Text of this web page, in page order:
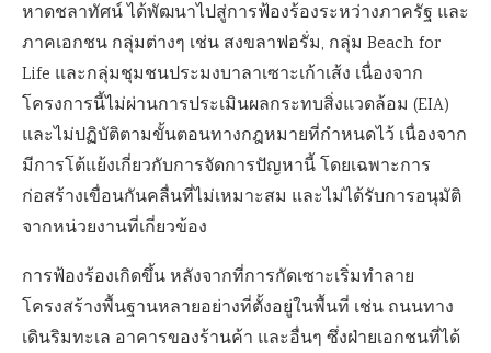
หาดชลาทัศน์ ได้พัฒนาไปสู่การฟ้องร้องระหว่างภาครัฐ และ
ภาคเอกชน กลุ่มต่างๆ เช่น สงขลาฟอรั่ม, กลุ่ม Beach for
Life และกลุ่มชุมชนประมงบาลาเซาะเก้าเส้ง เนื่องจาก
โครงการนี้ไม่ผ่านการประเมินผลกระทบสิ่งแวดล้อม (EIA)
และไม่ปฏิบัติตามขั้นตอนทางกฎหมายที่กำหนดไว้ เนื่องจาก
มีการโต้แย้งเกี่ยวกับการจัดการปัญหานี้ โดยเฉพาะการ
ก่อสร้างเขื่อนกันคลื่นที่ไม่เหมาะสม และไม่ได้รับการอนุมัติ
จากหน่วยงานที่เกี่ยวข้อง
การฟ้องร้องเกิดขึ้น หลังจากที่การกัดเซาะเริ่มทำลาย
โครงสร้างพื้นฐานหลายอย่างที่ตั้งอยู่ในพื้นที่ เช่น ถนนทาง
เดินริมทะเล อาคารของร้านค้า และอื่นๆ ซึ่งฝ่ายเอกชนที่ได้